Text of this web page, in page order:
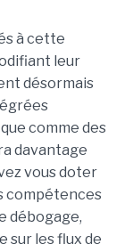
à cette
leur
désormais
comme des
davantage
vous doter
compétences
débogage,
sur les flux de